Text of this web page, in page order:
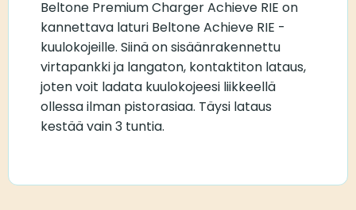
Beltone Premium Charger Achieve RIE on
kannettava laturi Beltone Achieve RIE -
kuulokojeille. Siinä on sisäänrakennettu
virtapankki ja langaton, kontaktiton lataus,
joten voit ladata kuulokojeesi liikkeellä
ollessa ilman pistorasiaa. Täysi lataus
kestää vain 3 tuntia.